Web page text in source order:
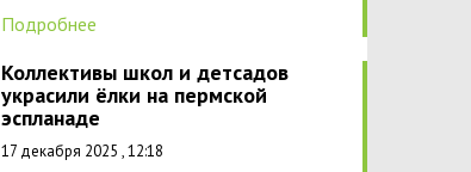
Подробнее
Коллективы школ и детсадов
украсили ёлки на пермской
эспланаде
17 декабря 2025 , 12:18